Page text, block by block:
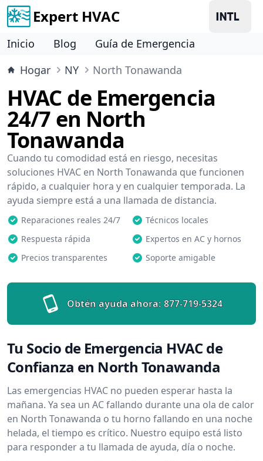
Expert HVAC
Inicio Blog
Guía de Emergencia
Hogar
NY North Tonawanda
HVAC de Emergencia
24/7 en North
Tonawanda
Cuando tu comodidad está en riesgo, necesitas
soluciones HVAC en North Tonawanda que funcionen
rápido, a cualquier hora y en cualquier temporada. La
ayuda siempre está a una llamada de distancia.
Reparaciones reales 24/7
Técnicos locales
Respuesta rápida
Expertos en AC y hornos
Precios transparentes
Soporte amigable
Obtén ayuda ahora: 877-719-5324
Tu Socio de Emergencia HVAC de
Confianza en North Tonawanda
Las emergencias HVAC no pueden esperar hasta la
mañana. Ya sea un AC fallando durante una ola de calor
en North Tonawanda o tu horno fallando en una noche
helada, el tiempo es crítico. Nuestro equipo está listo
para responder a tu llamada de ayuda, día o noche.